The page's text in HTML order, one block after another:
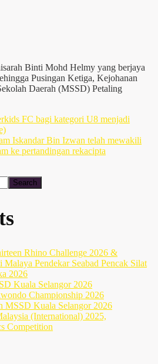
Binti Mohd Helmy yang berjaya
Pusingan Ketiga, Kejohanan
Daerah (MSSD) Petaling
FC bagi kategori U8 menjadi
Iskandar Bin Izwan telah mewakili
ke pertandingan rekacipta
Search
Rhino Challenge 2026 &
Pendekar Seabad Pencak Silat
2026
Kuala Selangor 2026
Championship 2026
MSSD Kuala Selangor 2026
(International) 2025,
Competition